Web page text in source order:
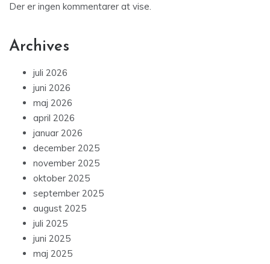
Der er ingen kommentarer at vise.
Archives
juli 2026
juni 2026
maj 2026
april 2026
januar 2026
december 2025
november 2025
oktober 2025
september 2025
august 2025
juli 2025
juni 2025
maj 2025